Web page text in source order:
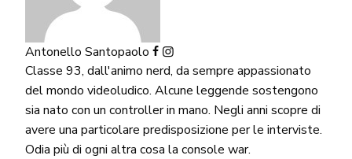
Antonello Santopaolo
Classe 93, dall'animo nerd, da sempre appassionato
del mondo videoludico. Alcune leggende sostengono
sia nato con un controller in mano. Negli anni scopre di
avere una particolare predisposizione per le interviste.
Odia più di ogni altra cosa la console war.